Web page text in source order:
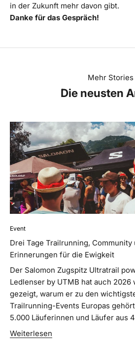
in der Zukunft mehr davon gibt.
Danke für das Gespräch!
Mehr Stories
Die neusten
Event
Drei Tage Trailrunning, Community
Erinnerungen für die Ewigkeit
Der Salomon Zugspitz Ultratrail
Ledlenser by UTMB hat auch 2026
gezeigt, warum er zu den
Trailrunning-Events Europas
5.000 Läuferinnen und Läufer aus
Weiterlesen